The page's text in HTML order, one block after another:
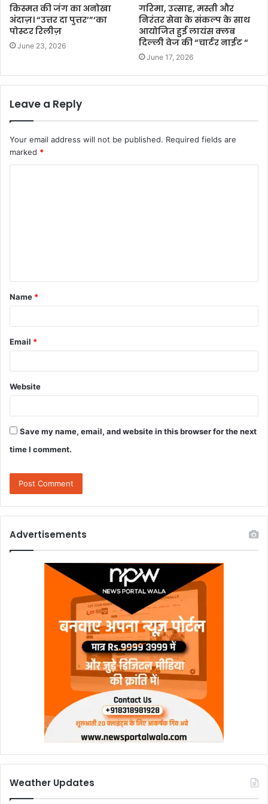
किस्मत की जंग का अनोखा
अंदाज़। “उत्तर दा पुत्तर’”‘का
पोस्टर रिलीज़
June 23, 2026
गरिमा, उत्साह, मस्ती और
निरंतर सेवा के संकल्प के साथ
आयोजित हुई लायंस क्लब
दिल्ली वेज की “चार्टर नाईट “
June 17, 2026
Leave a Reply
Your email address will not be published. Required fields are
marked *
Name *
Email *
Website
Save my name, email, and website in this browser for the next
time I comment.
Advertisements
Weather Updates